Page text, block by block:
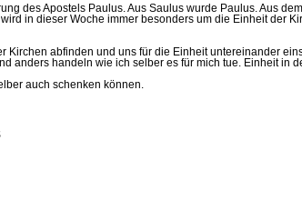
des Apostels Paulus. Aus Saulus wurde Paulus. Aus
in dieser Woche immer besonders um die Einheit der
Kirchen abfinden und uns für die Einheit untereinander
anders handeln wie ich selber es für mich tue. Einheit in
auch schenken können.